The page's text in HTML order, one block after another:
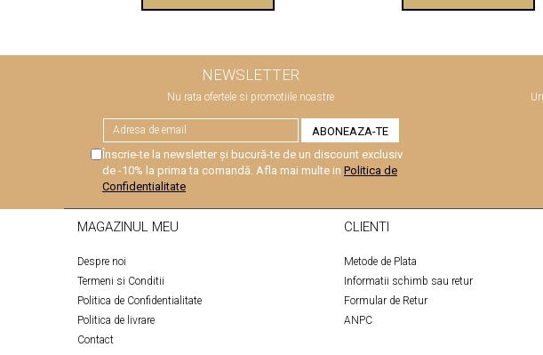
NEWSLETTER
Nu rata ofertele si promotiile noastre
Înscrie-te la newsletter și bucură-te de un discount exclusiv
de -10% la prima ta comandă. Afla mai multe in Politica de
Confidentialitate
MAGAZINUL MEU
Despre noi
Termeni si Conditii
Politica de Confidentialitate
Politica de livrare
Contact
CLIENTI
Metode de Plata
Informatii schimb sau retur
Formular de Retur
ANPC